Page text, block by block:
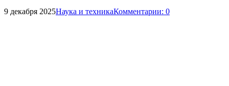
9 декабря 2025Наука и техникаКомментарии: 0